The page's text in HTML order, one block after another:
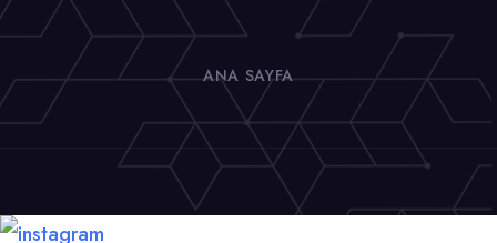
ANA SAYFA